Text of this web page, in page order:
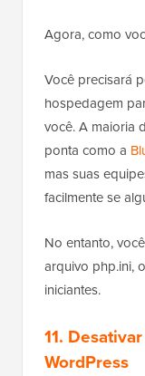
Agora, como
Você precisará
hospedagem
você. A maioria
ponta como a
mas suas
facilmente se
No entanto,
arquivo php.ini,
iniciantes.
11.
WordPress